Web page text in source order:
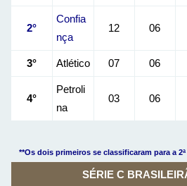
2°
Confia
nça
12 06
3° Atlético 07 06
4°
Petroli
na
03 06
**Os dois primeiros se classificaram para a 2ª
SÉRIE C